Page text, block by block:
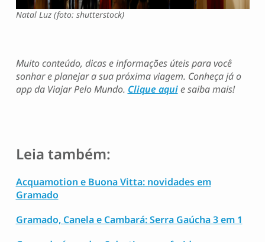
Natal Luz (foto: shutterstock)
Muito conteúdo, dicas e informações úteis para você
sonhar e planejar a sua próxima viagem. Conheça já o
app da Viajar Pelo Mundo. Clique aquie saiba mais!
Leia também:
Acquamotion e Buona Vitta: novidades em
Gramado
Gramado, Canela e Cambará: Serra Gaúcha 3 em 1